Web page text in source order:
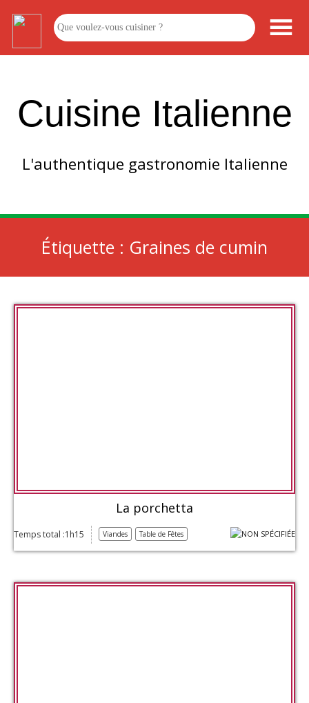
Cuisine Italienne
L'authentique gastronomie Italienne
Étiquette : Graines de cumin
La porchetta
Temps total :1h15 Viandes Table de Fêtes